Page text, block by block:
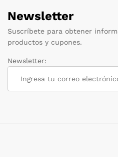
Newsletter
Suscríbete para obtener
productos y cupones.
Newsletter: